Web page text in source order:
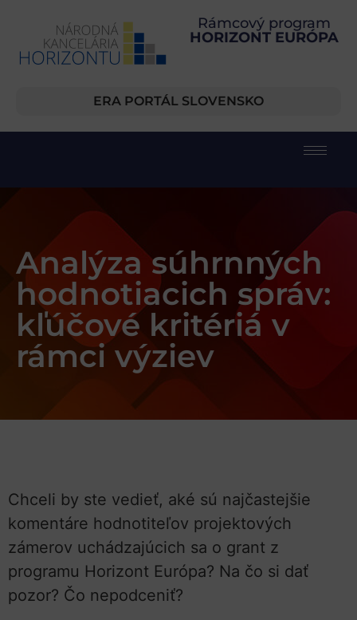
Rámcový program
HORIZONT EURÓPA
ERA PORTÁL SLOVENSKO
Analýza súhrnných
hodnotiacich správ:
kľúčové kritériá v
rámci výziev
Chceli by ste vedieť, aké sú najčastejšie
komentáre hodnotiteľov projektových
zámerov uchádzajúcich sa o grant z
programu Horizont Európa? Na čo si dať
pozor? Čo nepodceniť?